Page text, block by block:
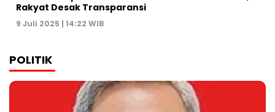
Rakyat Desak Transparansi
9 Juli 2025 | 14:22 WIB
POLITIK